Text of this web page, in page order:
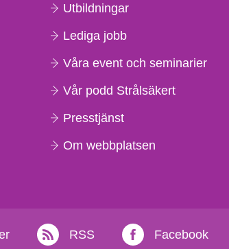
Utbildningar
Lediga jobb
Våra event och seminarier
Vår podd Strålsäkert
Presstjänst
Om webbplatsen
RSS Facebook